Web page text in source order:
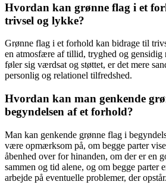
Hvordan kan grønne flag i et
trivsel og lykke?
Grønne flag i et forhold kan bidrage til
en atmosfære af tillid, tryghed og gensidig
føler sig værdsat og støttet, er det mere
personlig og relationel tilfredshed.
Hvordan kan man genkende
begyndelsen af et forhold?
Man kan genkende grønne flag i
være opmærksom på, om begge parter
åbenhed over for hinanden, om der er en
sammen og tid alene, og om begge parter
arbejde på eventuelle problemer, der opstår.